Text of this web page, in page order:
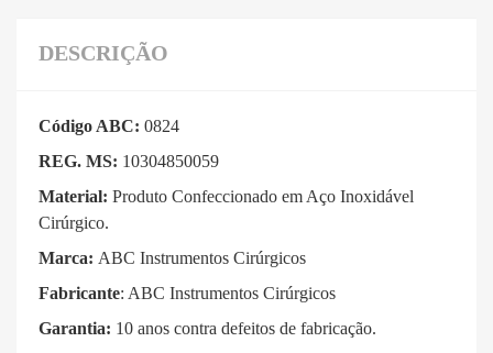
DESCRIÇÃO
Código ABC: 0824
REG. MS: 10304850059
Material: Produto Confeccionado em Aço Inoxidável
Cirúrgico.
Marca: ABC Instrumentos Cirúrgicos
Fabricante: ABC Instrumentos Cirúrgicos
Garantia: 10 anos contra defeitos de fabricação.